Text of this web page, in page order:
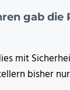
gab
mit
bisher